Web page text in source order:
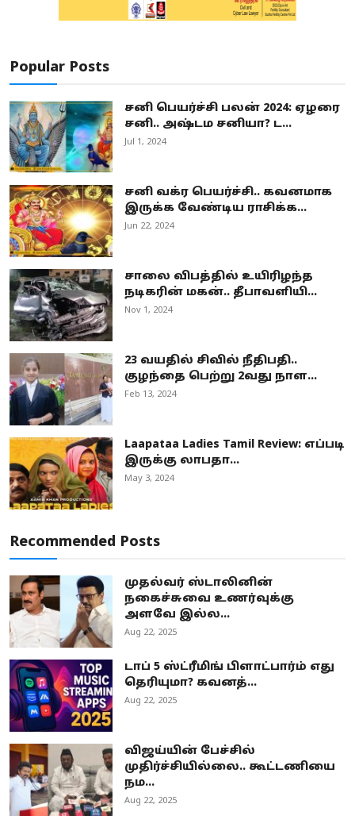
Popular Posts
சனி பெயர்ச்சி பலன் 2024: ஏழரை
சனி.. அஷ்டம சனியா? ட...
Jul 1, 2024
சனி வக்ர பெயர்ச்சி.. கவனமாக
இருக்க வேண்டிய ராசிக்க...
Jun 22, 2024
சாலை விபத்தில் உயிரிழந்த
நடிகரின் மகன்.. தீபாவளியி...
Nov 1, 2024
23 வயதில் சிவில் நீதிபதி..
குழந்தை பெற்று 2வது நாள...
Feb 13, 2024
Laapataa Ladies Tamil Review: எப்படி
இருக்கு லாபதா...
May 3, 2024
Recommended Posts
முதல்வர் ஸ்டாலினின்
நகைச்சுவை உணர்வுக்கு
அளவே இல்ல...
Aug 22, 2025
டாப் 5 ஸ்ட்ரீமிங் பிளாட்பார்ம் எது
தெரியுமா? கவனத்...
Aug 22, 2025
விஜய்யின் பேச்சில்
முதிர்ச்சியில்லை.. கூட்டணியை
நம...
Aug 22, 2025